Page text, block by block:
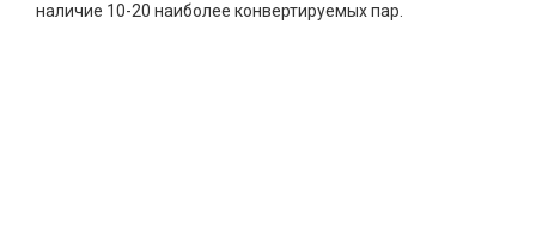
наличие 10-20 наиболее конвертируемых пар.